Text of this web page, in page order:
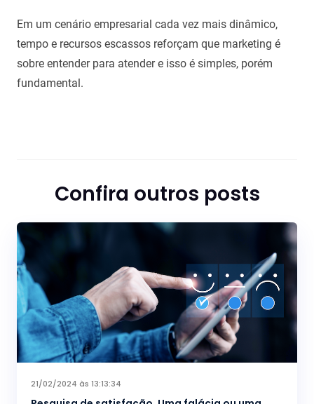
Em um cenário empresarial cada vez mais dinâmico,
tempo e recursos escassos reforçam que marketing é
sobre entender para atender e isso é simples, porém
fundamental.
Confira outros posts
21/02/2024 às 13:13:34